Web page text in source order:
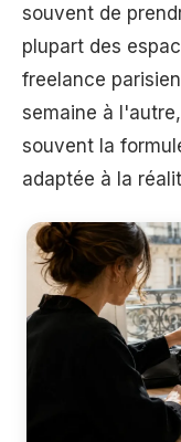
souvent de
plupart des
freelance
semaine à
souvent la
adaptée à la